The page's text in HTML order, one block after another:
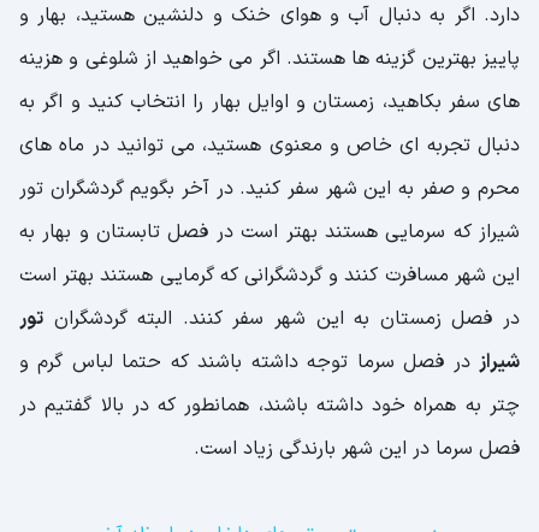
دارد. اگر به دنبال آب و هوای خنک و دلنشین هستید، بهار و
پاییز بهترین گزینه ها هستند. اگر می خواهید از شلوغی و هزینه
های سفر بکاهید، زمستان و اوایل بهار را انتخاب کنید و اگر به
دنبال تجربه ای خاص و معنوی هستید، می توانید در ماه های
محرم و صفر به این شهر سفر کنید. در آخر بگویم گردشگران تور
شیراز که سرمایی هستند بهتر است در فصل تابستان و بهار به
این شهر مسافرت کنند و گردشگرانی که گرمایی هستند بهتر است
در فصل زمستان به این شهر سفر کنند. البته گردشگران تور
شیراز در فصل سرما توجه داشته باشند که حتما لباس گرم و
چتر به همراه خود داشته باشند، همانطور که در بالا گفتیم در
فصل سرما در این شهر بارندگی زیاد است.